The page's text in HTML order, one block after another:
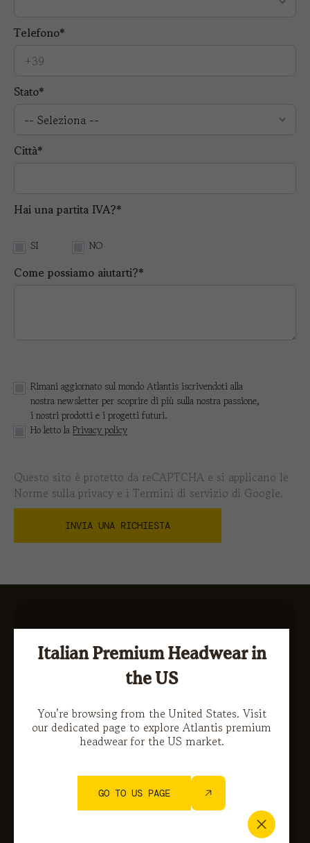
Telefono*
Stato*
Città*
Hai una partita IVA?*
SI NO
Come possiamo aiutarti?*
Rimani aggiornato sul mondo Atlantis iscrivendoti alla
nostra newsletter per scoprire di più sulla nostra passione,
i nostri prodotti e i progetti futuri.
Ho letto la Privacy policy
Questo sito è protetto da reCAPTCHA e si applicano le
Norme sulla privacy e i Termini di servizio di Google.
Italian Premium Headwear in
the US
You’re browsing from the United States. Visit
our dedicated page to explore Atlantis premium
headwear for the US market.
GO TO US PAGE